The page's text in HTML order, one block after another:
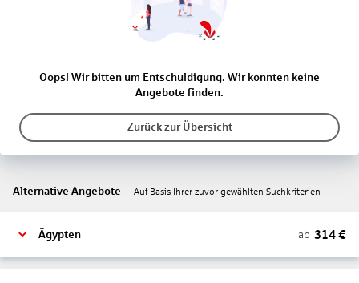
Oops! Wir bitten um Entschuldigung. Wir konnten keine
Angebote finden.
Zurück zur Übersicht
Alternative Angebote Auf Basis Ihrer zuvor gewählten Suchkriterien
Ägypten ab 314€